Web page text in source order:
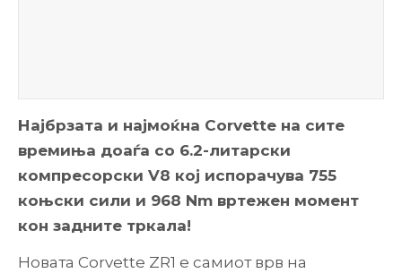
Најбрзата и најмоќна Corvette на сите
времиња доаѓа со 6.2-литарски
компресорски V8 кој испорачува 755
коњски сили и 968 Nm вртежен момент
кон задните тркала!
Новата Corvette ZR1 е самиот врв на